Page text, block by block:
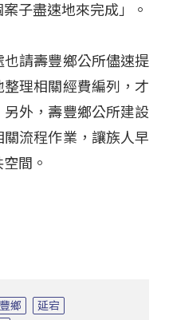
子盡速地來完成」。
請壽豐鄉公所儘速提
理相關經費編列，才
外，壽豐鄉公所建設
流程作業，讓族人早
間。
鄉
延宕